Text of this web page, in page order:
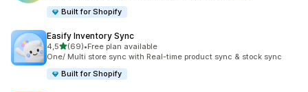
Built for Shopify
Easify Inventory Sync
4,5de 5 estrelas
(69)
69 total de avaliações
•Free plan available
One/ Multi store sync with Real-time product sync & stock sync
Built for Shopify